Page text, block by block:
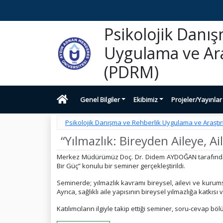
Psikolojik
Uygulama ve
(PDRM)
Genel Bilgiler Ekibimiz Projeler/Yayınlar
Psikolojik Danışma ve Rehberlik Uygulama ve
“Yılmazlık: Bireyden Aileye,
Merkez Müdürümüz Doç. Dr. Didem AYDOĞAN
Bir Güç” konulu bir seminer gerçekleştirildi.
Seminerde; yılmazlık kavramı bireysel, ailevi ve
Ayrıca, sağlıklı aile yapısının bireysel yılmazlığa
Katılımcıların ilgiyle takip ettiği seminer, soru-cevap